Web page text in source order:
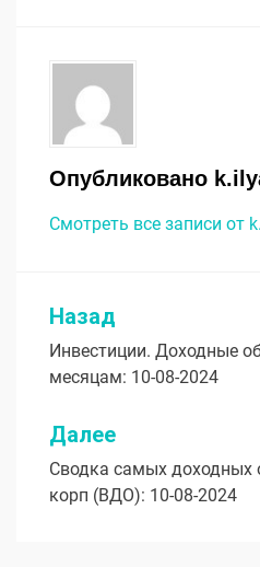
Опубликовано
Смотреть все записи от
Навигация
по
записям
Назад
Инвестиции. Доходные
месяцам: 10-08-2024
Далее
Сводка самых доходных
корп (ВДО): 10-08-2024